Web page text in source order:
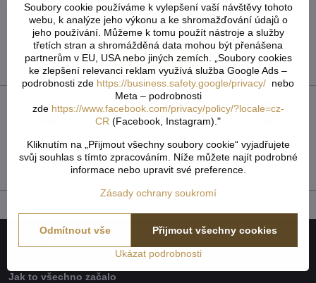
Zatím bez hodnocení. Buďte první!
Přidat recenzi
FacebookTwitter Bluesky PinterestReddit LinkedIn
Předchozí produkt Následující produkt
Naše společnost
Jak to všechno začalo
Soubory cookie používáme k vylepšení vaší návštěvy tohoto
webu, k analýze jeho výkonu a ke shromažďování údajů o
jeho používání. Můžeme k tomu použít nástroje a služby
třetích stran a shromážděná data mohou být přenášena
partnerům v EU, USA nebo jiných zemích. „Soubory cookies
ke zlepšení relevanci reklam využívá služba Google Ads –
podrobnosti zde https://business.safety.google/privacy/ nebo
Meta – podrobnosti
zde https://www.facebook.com/privacy/policy/?locale=cz-
CR (Facebook, Instagram)."
Kliknutím na „Přijmout všechny soubory cookie“ vyjadřujete
svůj souhlas s tímto zpracováním. Níže můžete najít podrobné
informace nebo upravit své preference.
Zásady ochrany soukromí
Ukázat podrobnosti
Přijmout všechny cookies
Odmítnout vše